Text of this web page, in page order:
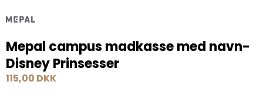
Mepal campus madkasse med navn-
Disney Prinsesser
115,00 DKK